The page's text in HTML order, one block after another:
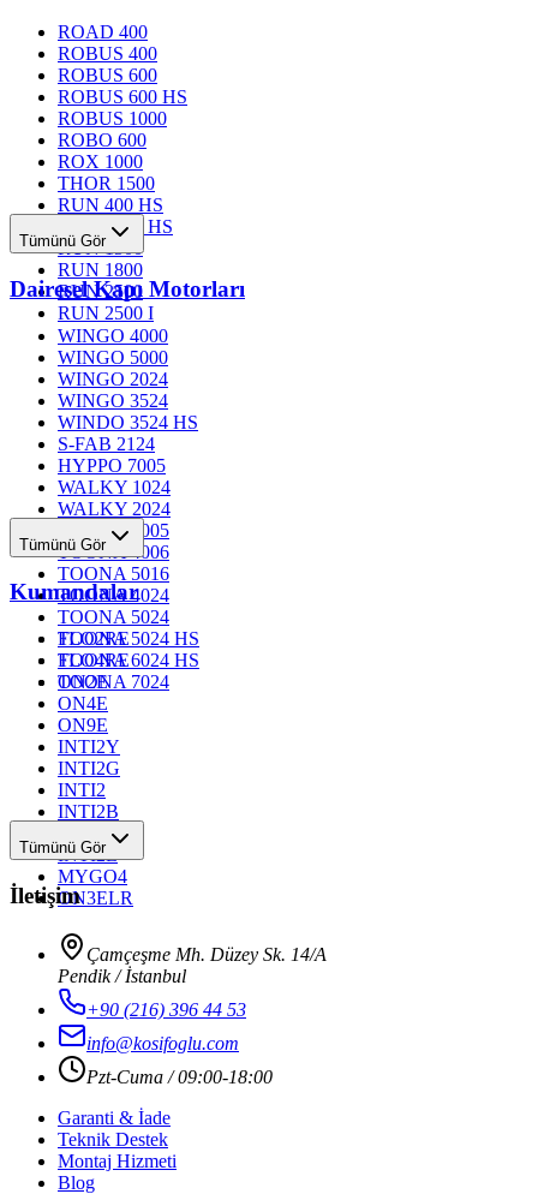
ROAD 400
ROBUS 400
ROBUS 600
ROBUS 600 HS
ROBUS 1000
ROBO 600
ROX 1000
THOR 1500
RUN 400 HS
RUN 1200 HS
RUN 1500
RUN 1800
RUN 2500
RUN 2500 I
Tümünü Gör
Dairesel Kapı Motorları
WINGO 4000
WINGO 5000
WINGO 2024
WINGO 3524
WINDO 3524 HS
S-FAB 2124
HYPPO 7005
WALKY 1024
WALKY 2024
TOONA 4005
TOONA 4006
TOONA 5016
TOONA 4024
TOONA 5024
TOONA 5024 HS
TOONA 6024 HS
TOONA 7024
Tümünü Gör
Kumandalar
FLO2RE
FLO4RE
ON2E
ON4E
ON9E
INTI2Y
INTI2G
INTI2
INTI2B
INTI2R
INTI2L
MYGO4
ON3ELR
Tümünü Gör
İletişim
Çamçeşme Mh. Düzey Sk. 14/A
Pendik / İstanbul
+90 (216) 396 44 53
info@kosifoglu.com
Pzt-Cuma / 09:00-18:00
Garanti & İade
Teknik Destek
Montaj Hizmeti
Blog